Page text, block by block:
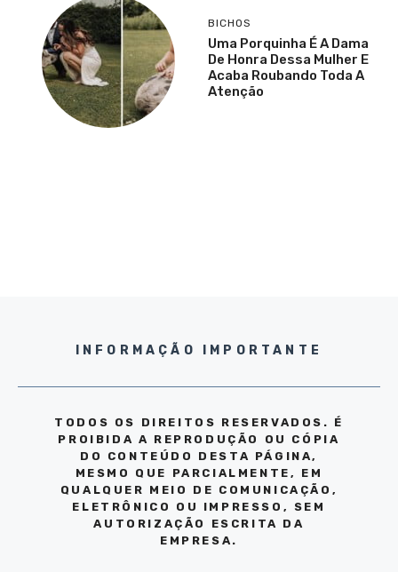
BICHOS
Uma Porquinha É A Dama
De Honra Dessa Mulher E
Acaba Roubando Toda A
Atenção
INFORMAÇÃO IMPORTANTE
TODOS OS DIREITOS RESERVADOS. É
PROIBIDA A REPRODUÇÃO OU CÓPIA
DO CONTEÚDO DESTA PÁGINA,
MESMO QUE PARCIALMENTE, EM
QUALQUER MEIO DE COMUNICAÇÃO,
ELETRÔNICO OU IMPRESSO, SEM
AUTORIZAÇÃO ESCRITA DA
EMPRESA.